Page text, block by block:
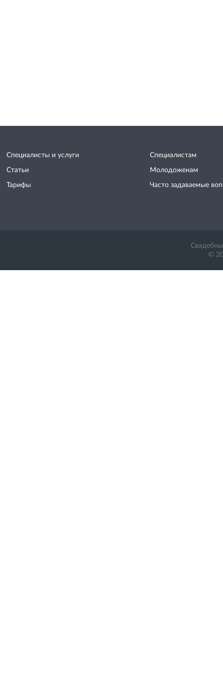
Специалисты и услуги
Статьи
Тарифы
Специалистам
Молодоженам
Часто задаваемые
©